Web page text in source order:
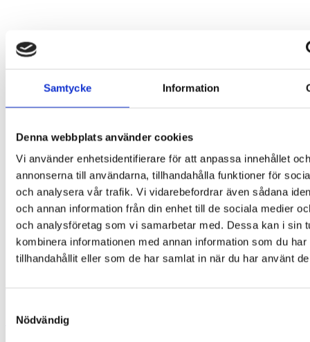
Samtycke Information
Denna webbplats använder cookies
Vi använder enhetsidentifierare för att anpassa innehållet och
annonserna till användarna, tillhandahålla funktioner för
och analysera vår trafik. Vi vidarebefordrar även sådana
och annan information från din enhet till de sociala medier
och analysföretag som vi samarbetar med. Dessa kan i sin
kombinera informationen med annan information som du har
tillhandahållit eller som de har samlat in när du har använt
Nödvändig
Lägg till i varukorg